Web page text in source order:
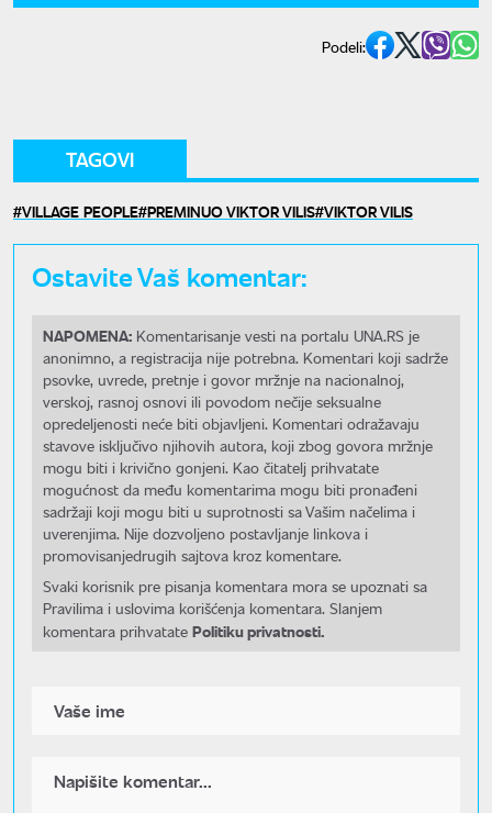
Podeli:
TAGOVI
VILLAGE PEOPLE PREMINUO VIKTOR VILIS VIKTOR VILIS
Ostavite Vaš komentar:
NAPOMENA: Komentarisanje vesti na portalu UNA.RS je
anonimno, a registracija nije potrebna. Komentari koji sadrže
psovke, uvrede, pretnje i govor mržnje na nacionalnoj,
verskoj, rasnoj osnovi ili povodom nečije seksualne
opredeljenosti neće biti objavljeni. Komentari odražavaju
stavove isključivo njihovih autora, koji zbog govora mržnje
mogu biti i krivično gonjeni. Kao čitatelj prihvatate
mogućnost da među komentarima mogu biti pronađeni
sadržaji koji mogu biti u suprotnosti sa Vašim načelima i
uverenjima. Nije dozvoljeno postavljanje linkova i
promovisanjedrugih sajtova kroz komentare.
Svaki korisnik pre pisanja komentara mora se upoznati sa
Pravilima i uslovima korišćenja komentara. Slanjem
komentara prihvatate Politiku privatnosti.